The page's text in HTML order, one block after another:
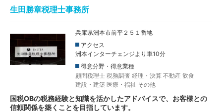
生田勝章税理士事務所
兵庫県洲本市前平２５１番地
アクセス
洲本インターチェンジより車10分
得意分野・得意業種
顧問税理士 税務調査 経理・決算 不動産 飲食
建設・建築 医療・福祉 その他
国税OBの税務経験と知識を活かしたアドバイスで、お客様との
信頼関係を築くことを目指しています。